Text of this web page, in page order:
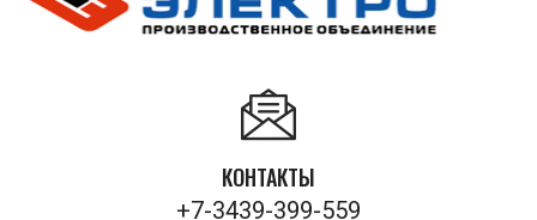
КОНТАКТЫ
+7-3439-399-559